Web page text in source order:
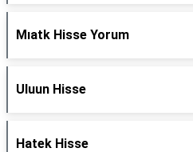
Mıatk Hisse Yorum
Uluun Hisse
Hatek Hisse